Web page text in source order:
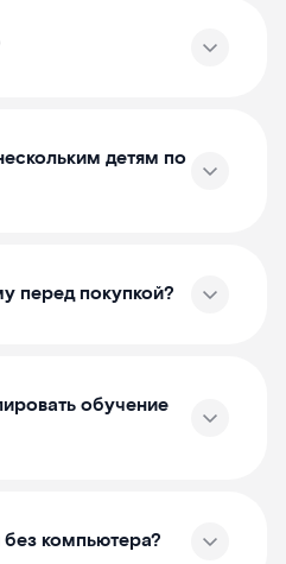
детям по
перед покупкой?
обучение
компьютера?